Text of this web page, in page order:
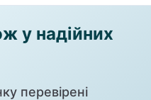
у надійних
перевірені